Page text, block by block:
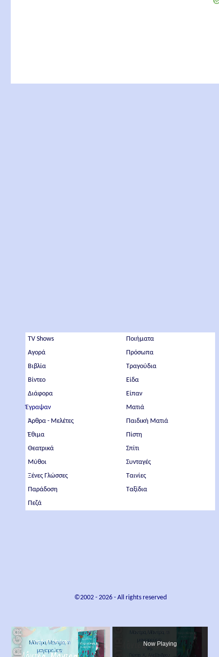
TV Shows
Αγορά
Βιβλία
Βίντεο
Διάφορα
Έγραψαν
Άρθρα - Μελέτες
Έθιμα
Θεατρικά
Μύθοι
Ξένες Γλώσσες
Παράδοση
Πεζά
Ποιήματα
Πρόσωπα
Τραγούδια
Είδα
Είπαν
Ματιά
Παιδική Ματιά
Πίστη
Σπίτι
Συνταγές
Ταινίες
Ταξίδια
©2002 - 2026- All rights reserved
×
Now Playing